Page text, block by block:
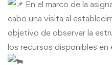
En el marco de la
cabo una visita al
objetivo de observar la
los recursos disponibles en